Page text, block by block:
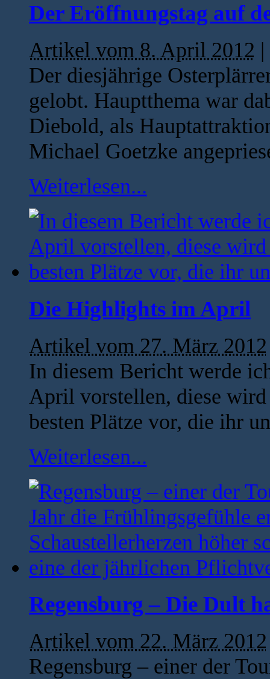
Der Eröffnungstag auf
Artikel vom 8. April 2012 |
Der diesjährige
gelobt. Hauptthema war
Diebold, als
Michael Goetzke
Weiterlesen...
Die Highlights im April
Artikel vom 27. März 2012
In diesem Bericht werde
April vorstellen, diese
besten Plätze vor, die ihr
Weiterlesen...
Regensburg – Die Dult
Artikel vom 22. März 2012
Regensburg – einer der